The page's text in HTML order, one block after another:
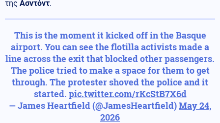
της Ασντόντ.
This is the moment it kicked off in the Basque
airport. You can see the flotilla activists made a
line across the exit that blocked other passengers.
The police tried to make a space for them to get
through. The protester shoved the police and it
started. pic.twitter.com/rKcStB7X6d
— James Heartfield (@JamesHeartfield)May 24,
2026